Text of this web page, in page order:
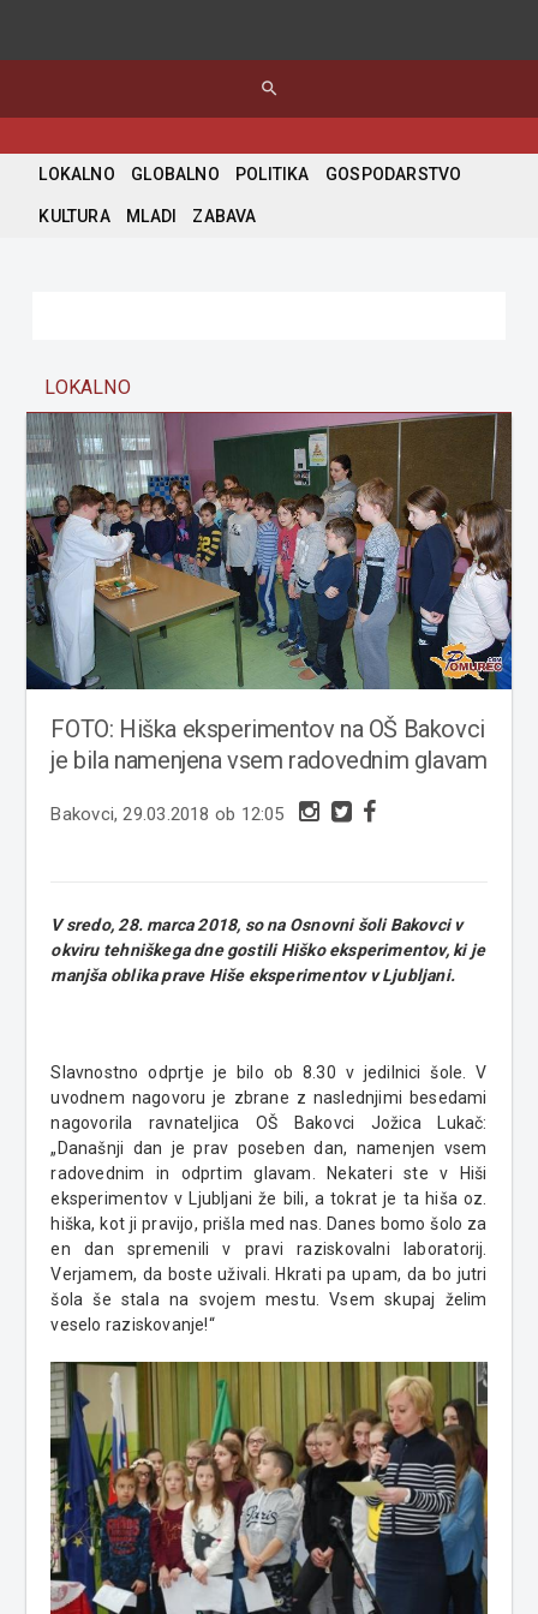
search
LOKALNO GLOBALNO POLITIKA GOSPODARSTVO
KULTURA MLADI ZABAVA
LOKALNO
FOTO: Hiška eksperimentov na OŠ Bakovci
je bila namenjena vsem radovednim glavam
Bakovci, 29.03.2018 ob 12:05
V sredo, 28. marca 2018, so na Osnovni šoli Bakovci v
okviru tehniškega dne gostili Hiško eksperimentov, ki je
manjša oblika prave Hiše eksperimentov v Ljubljani.
Slavnostno odprtje je bilo ob 8.30 v jedilnici šole. V
uvodnem nagovoru je zbrane z naslednjimi besedami
nagovorila ravnateljica OŠ Bakovci Jožica Lukač:
„Današnji dan je prav poseben dan, namenjen vsem
radovednim in odprtim glavam. Nekateri ste v Hiši
eksperimentov v Ljubljani že bili, a tokrat je ta hiša oz.
hiška, kot ji pravijo, prišla med nas. Danes bomo šolo za
en dan spremenili v pravi raziskovalni laboratorij.
Verjamem, da boste uživali. Hkrati pa upam, da bo jutri
šola še stala na svojem mestu. Vsem skupaj želim
veselo raziskovanje!“